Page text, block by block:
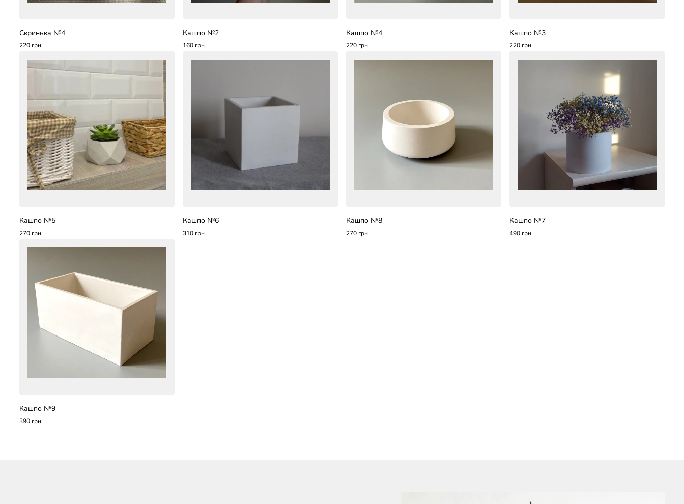
Скринька №4
220 грн
Кашпо №2
160 грн
Кашпо №4
220 грн
Кашпо №3
220 грн
Кашпо №5
270 грн
Кашпо №6
310 грн
Кашпо №8
270 грн
Кашпо №7
490 грн
Кашпо №9
390 грн